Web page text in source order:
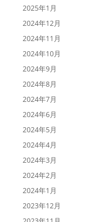
2025年1月
2024年12月
2024年11月
2024年10月
2024年9月
2024年8月
2024年7月
2024年6月
2024年5月
2024年4月
2024年3月
2024年2月
2024年1月
2023年12月